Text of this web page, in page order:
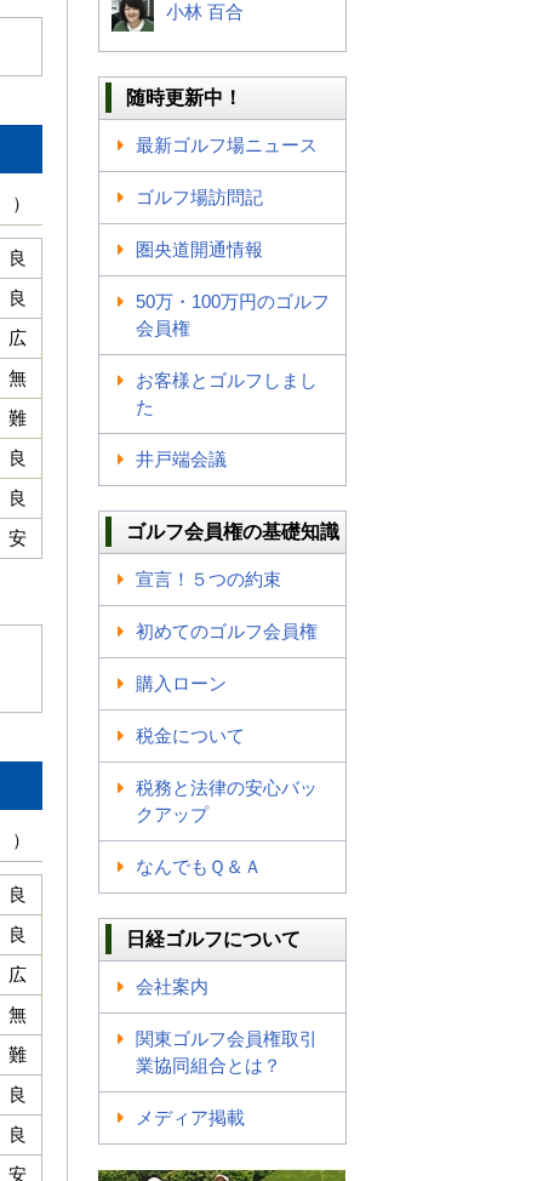
小林 百合
随時更新中！
最新ゴルフ場ニュース
ゴルフ場訪問記
圏央道開通情報
50万・100万円のゴルフ
会員権
お客様とゴルフしまし
た
井戸端会議
ゴルフ会員権の基礎知識
宣言！５つの約束
初めてのゴルフ会員権
購入ローン
税金について
税務と法律の安心バッ
クアップ
なんでもＱ＆Ａ
日経ゴルフについて
会社案内
関東ゴルフ会員権取引
業協同組合とは？
メディア掲載